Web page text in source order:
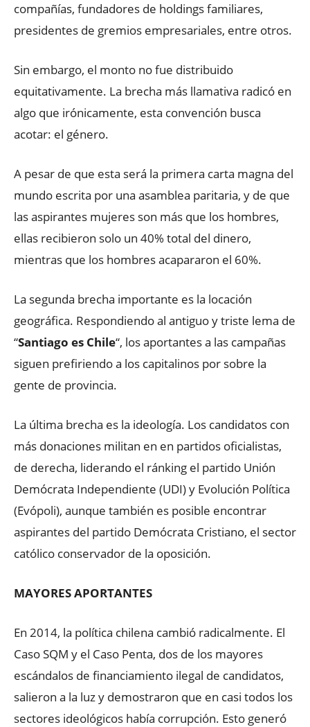
compañías, fundadores de holdings familiares,
presidentes de gremios empresariales, entre otros.
Sin embargo, el monto no fue distribuido
equitativamente. La brecha más llamativa radicó en
algo que irónicamente, esta convención busca
acotar: el género.
A pesar de que esta será la primera carta magna del
mundo escrita por una asamblea paritaria, y de que
las aspirantes mujeres son más que los hombres,
ellas recibieron solo un 40% total del dinero,
mientras que los hombres acapararon el 60%.
La segunda brecha importante es la locación
geográfica. Respondiendo al antiguo y triste lema de
“Santiago es Chile“, los aportantes a las campañas
siguen prefiriendo a los capitalinos por sobre la
gente de provincia.
La última brecha es la ideología. Los candidatos con
más donaciones militan en en partidos oficialistas,
de derecha, liderando el ránking el partido Unión
Demócrata Independiente (UDI) y Evolución Política
(Evópoli), aunque también es posible encontrar
aspirantes del partido Demócrata Cristiano, el sector
católico conservador de la oposición.
MAYORES APORTANTES
En 2014, la política chilena cambió radicalmente. El
Caso SQM y el Caso Penta, dos de los mayores
escándalos de financiamiento ilegal de candidatos,
salieron a la luz y demostraron que en casi todos los
sectores ideológicos había corrupción. Esto generó